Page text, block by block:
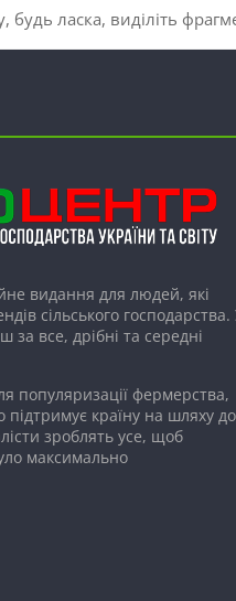
ласка, виділіть
видання для людей, які
сільського господарства.
за все, дрібні та середні
популяризації фермерства,
підтримує країну на шляху до
зроблять усе, щоб
максимально